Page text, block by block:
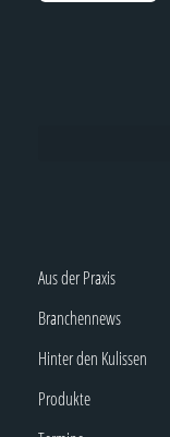
Aus der Praxis
Branchennews
Hinter den Kulissen
Produkte